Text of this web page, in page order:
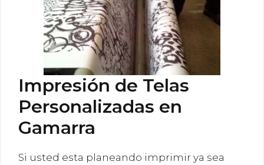
Impresión de Telas
Personalizadas en
Gamarra
Si usted esta planeando imprimir ya sea